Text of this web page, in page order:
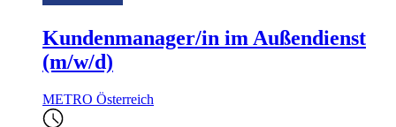
Kundenmanager/in im Außendienst
(m/w/d)
METRO Österreich